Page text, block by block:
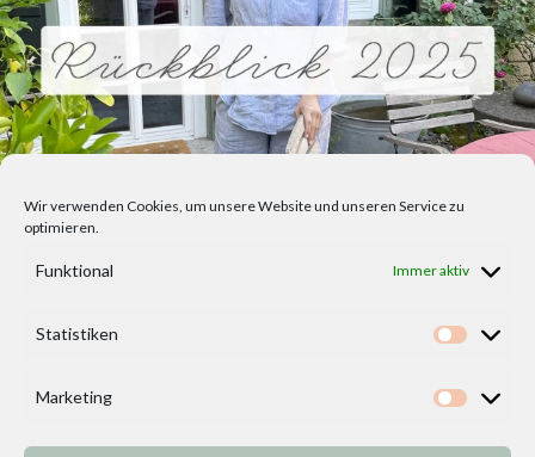
Wir verwenden Cookies, um unsere Website und unseren Service zu
optimieren.
Funktional Immer aktiv
Statistiken
Marketing